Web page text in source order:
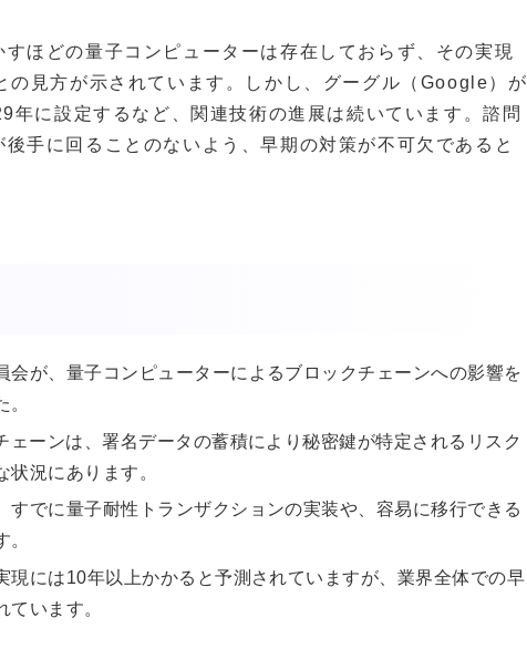
ほどの量子コンピューターは存在しておらず、その実現
の見方が示されています。しかし、グーグル（Google）が
年に設定するなど、関連技術の進展は続いています。諮問
手に回ることのないよう、早期の対策が不可欠であると
会が、量子コンピューターによるブロックチェーンへの影響を
ーンは、署名データの蓄積により秘密鍵が特定されるリスク
況にあります。
すでに量子耐性トランザクションの実装や、容易に移行できる
現には10年以上かかると予測されていますが、業界全体での早
います。